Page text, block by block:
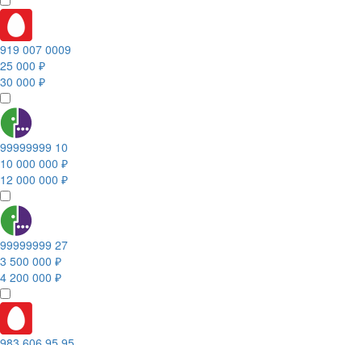
919 007 0009
25 000 ₽
30 000 ₽
99999999 10
10 000 000 ₽
12 000 000 ₽
99999999 27
3 500 000 ₽
4 200 000 ₽